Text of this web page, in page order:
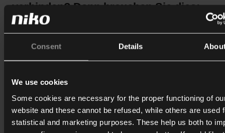
Consent Details
We use cookies
Some cookies are necessary for the proper functioning of
website and these cannot be refused, while others are used
statistical and marketing purposes. These help us both to
verbinden? Dann brauchen Sie dies:
Unser umfassender technischer Leitfaden ist Ihre
Niko Home Control-System. Im Leitfaden finden Sie
Anwendungsfälle, kompatible Produkte,
dieser Partnersysteme optimiert werden kann.
Ob Sie Ihr ABB-System einrichten oder feinabstimmen
dieser Leitfaden enthält alle Anweisungen, die Sie für einen